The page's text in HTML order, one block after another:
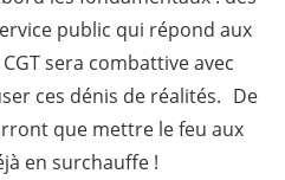
public qui répond aux
sera combattive avec
ces dénis de réalités. De
que mettre le feu aux
en surchauffe !